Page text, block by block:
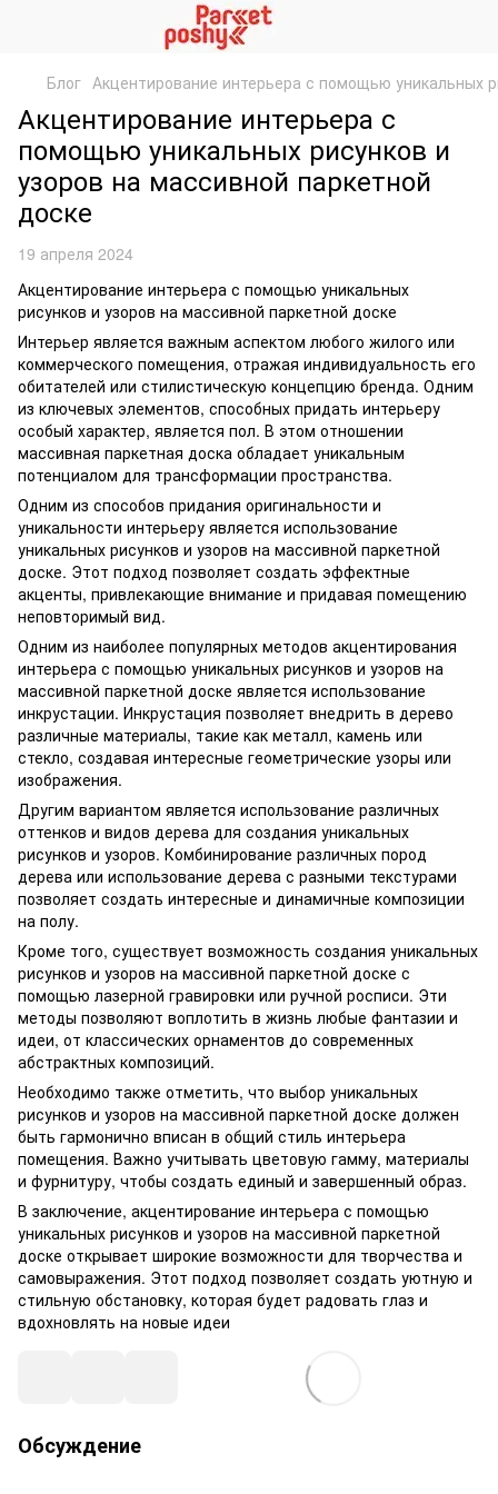
Блог Акцентирование интерьера с помощью уникальных
Акцентирование интерьера с
помощью уникальных рисунков и
узоров на массивной паркетной
доске
19 апреля 2024
Акцентирование интерьера с помощью уникальных
рисунков и узоров на массивной паркетной доске
Интерьер является важным аспектом любого жилого или
коммерческого помещения, отражая индивидуальность его
обитателей или стилистическую концепцию бренда. Одним
из ключевых элементов, способных придать интерьеру
особый характер, является пол. В этом отношении
массивная паркетная доска обладает уникальным
потенциалом для трансформации пространства.
Одним из способов придания оригинальности и
уникальности интерьеру является использование
уникальных рисунков и узоров на массивной паркетной
доске. Этот подход позволяет создать эффектные
акценты, привлекающие внимание и придавая помещению
неповторимый вид.
Одним из наиболее популярных методов акцентирования
интерьера с помощью уникальных рисунков и узоров на
массивной паркетной доске является использование
инкрустации. Инкрустация позволяет внедрить в дерево
различные материалы, такие как металл, камень или
стекло, создавая интересные геометрические узоры или
изображения.
Другим вариантом является использование различных
оттенков и видов дерева для создания уникальных
рисунков и узоров. Комбинирование различных пород
дерева или использование дерева с разными текстурами
позволяет создать интересные и динамичные композиции
на полу.
Кроме того, существует возможность создания уникальных
рисунков и узоров на массивной паркетной доске с
помощью лазерной гравировки или ручной росписи. Эти
методы позволяют воплотить в жизнь любые фантазии и
идеи, от классических орнаментов до современных
абстрактных композиций.
Необходимо также отметить, что выбор уникальных
рисунков и узоров на массивной паркетной доске должен
быть гармонично вписан в общий стиль интерьера
помещения. Важно учитывать цветовую гамму, материалы
и фурнитуру, чтобы создать единый и завершенный образ.
В заключение, акцентирование интерьера с помощью
уникальных рисунков и узоров на массивной паркетной
доске открывает широкие возможности для творчества и
самовыражения. Этот подход позволяет создать уютную и
стильную обстановку, которая будет радовать глаз и
вдохновлять на новые идеи
Обсуждение